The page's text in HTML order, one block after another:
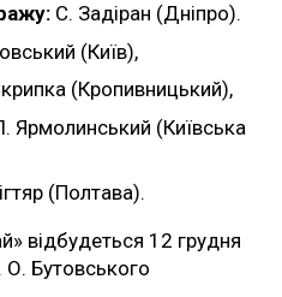
С. Задіран (Дніпро).
(Київ),
(Кропивницький),
Ярмолинський (Київська
(Полтава).
відбудеться 12 грудня
О. Бутовського